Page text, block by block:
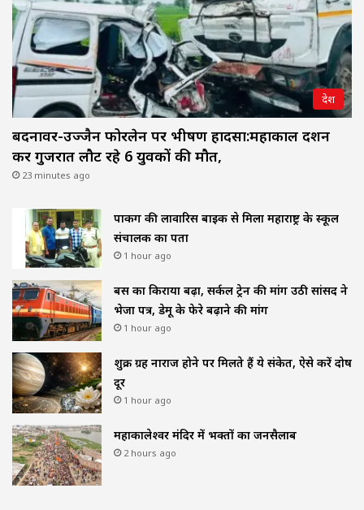
देश
बदनावर-उज्जैन फोरलेन पर भीषण हादसा:महाकाल दर्शन
कर गुजरात लौट रहे 6 युवकों की मौत,
23 minutes ago
पार्किंग की लावारिस बाइक से मिला महाराष्ट्र के स्कूल
संचालक का पता
1 hour ago
बस का किराया बढ़ा, सर्कल ट्रेन की मांग उठी सांसद ने
भेजा पत्र, डेमू के फेरे बढ़ाने की मांग
1 hour ago
शुक्र ग्रह नाराज होने पर मिलते हैं ये संकेत, ऐसे करें दोष
दूर
1 hour ago
महाकालेश्वर मंदिर में भक्तों का जनसैलाब
2 hours ago